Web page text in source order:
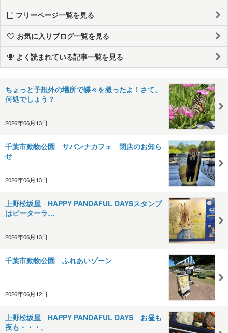
フリーページ一覧を見る
お気に入りブログ一覧を見る
よく読まれている記事一覧を見る
ちょっと予想外の場所で蝶々を撮ったよ！さて、
何処でしょう？
2026年06月13日
千葉市動物公園 サバンナカフェ 閉店のお知ら
せ
2026年06月13日
上野松坂屋 HAPPY PANDAFUL DAYSスタンプ
はピーターラ…
2026年06月13日
千葉市動物公園 ふれあいゾーン
2026年06月12日
上野松坂屋 HAPPY PANDAFUL DAYS お昼も
夜も・・・。